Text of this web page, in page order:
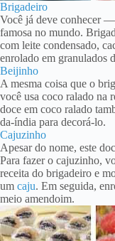
Brigadeiro
Você já deve conhecer —
famosa no mundo.
com leite condensado,
enrolado em granulados
Beijinho
A mesma coisa que o
você usa coco ralado na
doce em coco ralado
da-índia para decorá-lo.
Cajuzinho
Apesar do nome, este
Para fazer o cajuzinho,
receita do brigadeiro e
um caju. Em seguida,
meio amendoim.